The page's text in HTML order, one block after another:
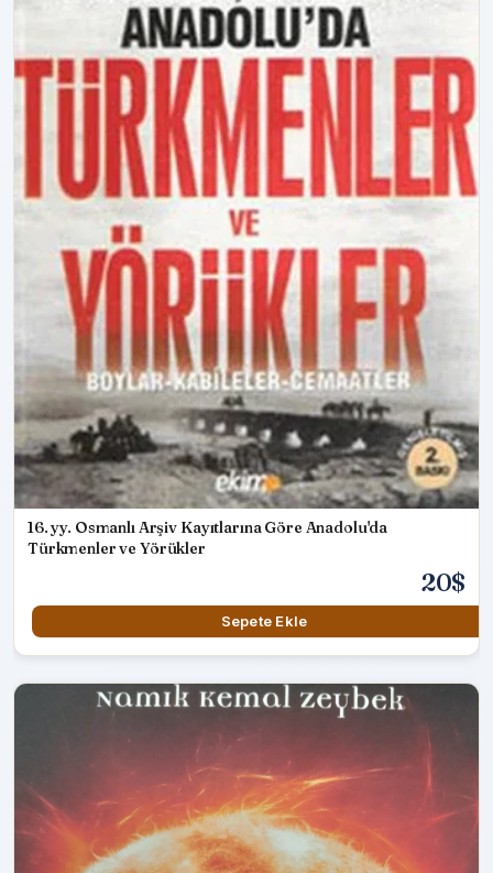
16. yy. Osmanlı Arşiv Kayıtlarına Göre Anadolu'da
Türkmenler ve Yörükler
20$
Sepete Ekle